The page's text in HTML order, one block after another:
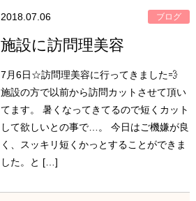
2018.07.06 ブログ
施設に訪問理美容
7月6日☆訪問理美容に行ってきました💨
施設の方で以前から訪問カットさせて頂い
てます。 暑くなってきてるので短くカット
して欲しいとの事で…。 今日はご機嫌が良
く、スッキリ短くかっとすることができま
した。と […]